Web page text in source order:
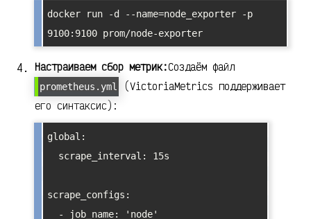
docker run -d --name=node_exporter -p
9100:9100 prom/node-exporter
Настраиваем сбор метрик:Создаём файл
prometheus.yml
(VictoriaMetrics поддерживает
его синтаксис):
global:
scrape_configs: